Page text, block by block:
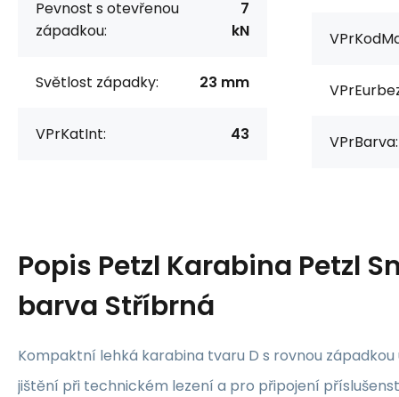
Pevnost s otevřenou
západkou:
7
kN
Světlost západky: 23 mm
VPrKatInt: 43 VPrBarva:
Popis Petzl Karabina Petzl
barva Stříbrná
Kompaktní lehká karabina tvaru D s rovnou
jištění při technickém lezení a pro připojení